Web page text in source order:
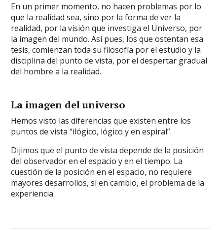
En un primer momento, no hacen problemas por lo
que la realidad sea, sino por la forma de ver la
realidad, por la visión que investiga el Universo, por
la imagen del mundo. Así pues, los que ostentan esa
tesis, comienzan toda su filosofía por el estudio y la
disciplina del punto de vista, por el despertar gradual
del hombre a la realidad.
La imagen del universo
Hemos visto las diferencias que existen entre los
puntos de vista “ilógico, lógico y en espiral”.
Dijimos que el punto de vista depende de la posición
del observador en el espacio y en el tiempo. La
cuestión de la posición en el espacio, no requiere
mayores desarrollos, sí en cambio, el problema de la
experiencia.